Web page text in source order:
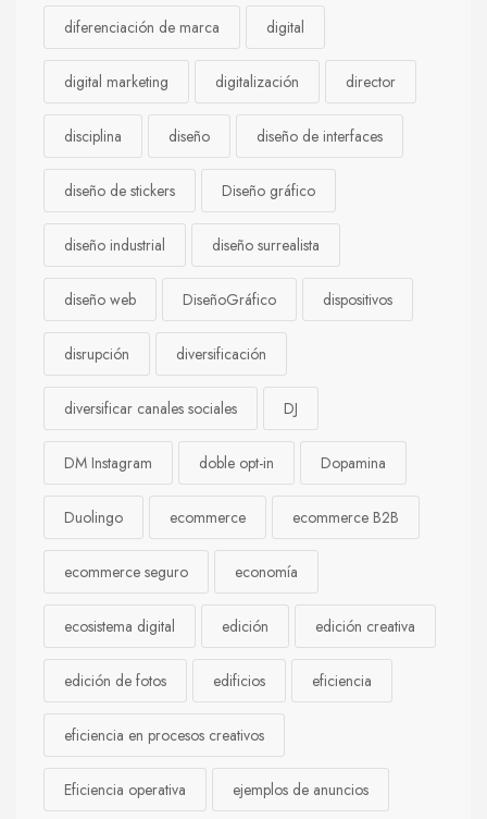
diferenciación de marca digital
digital marketing digitalización director
disciplina diseño diseño de interfaces
diseño de stickers Diseño gráfico
diseño industrial diseño surrealista
diseño web DiseñoGráfico dispositivos
disrupción diversificación
diversificar canales sociales DJ
DM Instagram doble opt-in Dopamina
Duolingo ecommerce ecommerce B2B
ecommerce seguro economía
ecosistema digital edición edición creativa
edición de fotos edificios eficiencia
eficiencia en procesos creativos
Eficiencia operativa ejemplos de anuncios